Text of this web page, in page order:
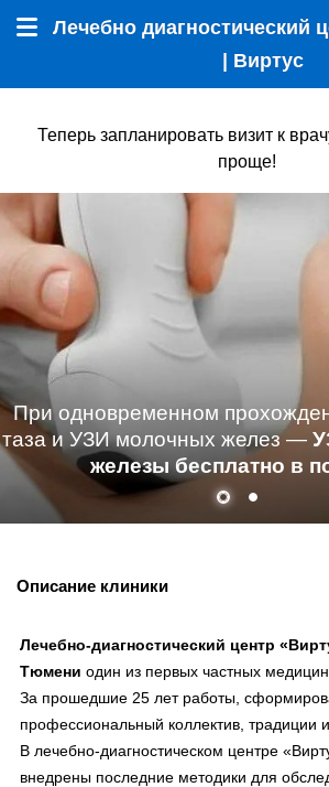
Лечебно диагностический
| Виртус
Теперь запланировать визит к
проще!
При одновременном
таза и УЗИ молочных желез —
железы бесплатно в
Описание клиники
Лечебно-диагностический центр
Тюмени один из первых частных
За прошедшие 25 лет работы,
профессиональный коллектив, традиции
В лечебно-диагностическом центре
внедрены последние методики для